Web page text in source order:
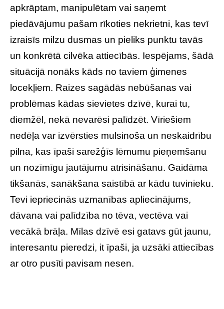
apkrāptam, manipulētam vai saņemt
piedāvājumu pašam rīkoties nekrietni, kas tevī
izraisīs milzu dusmas un pieliks punktu tavās
un konkrētā cilvēka attiecībās. Iespējams, šādā
situācijā nonāks kāds no taviem ģimenes
locekļiem. Raizes sagādās nebūšanas vai
problēmas kādas sievietes dzīvē, kurai tu,
diemžēl, nekā nevarēsi palīdzēt. Vīriešiem
nedēļa var izvērsties mulsinoša un neskaidrību
pilna, kas īpaši sarežģīs lēmumu pieņemšanu
un nozīmīgu jautājumu atrisināšanu. Gaidāma
tikšanās, sanākšana saistībā ar kādu tuvinieku.
Tevi iepriecinās uzmanības apliecinājums,
dāvana vai palīdzība no tēva, vectēva vai
vecākā brāļa. Mīlas dzīvē esi gatavs gūt jaunu,
interesantu pieredzi, it īpaši, ja uzsāki attiecības
ar otro pusīti pavisam nesen.